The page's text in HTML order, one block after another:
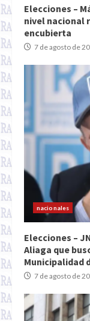
Elecciones –
nivel nacional
encubierta
7 de agosto de
nacionales
Elecciones –
Aliaga que
Municipalidad
7 de agosto de